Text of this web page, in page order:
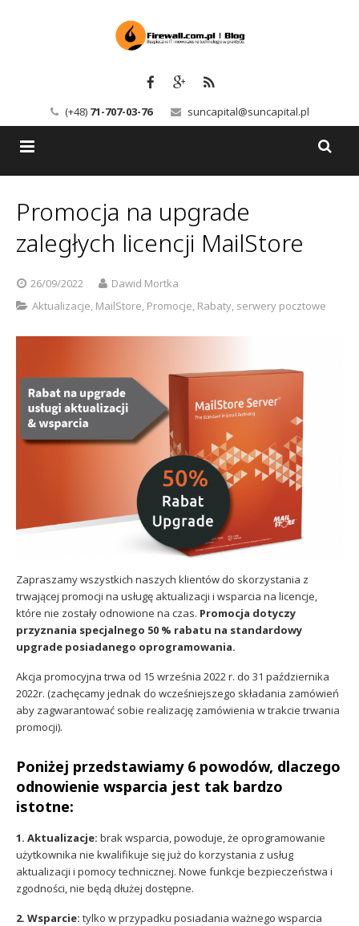
(+48) 71-707-03-76 suncapital@suncapital.pl
Backup-Solutions
Kerio
Serwery pocztowe
Sophos
Usługi
Newsletter
Szkolenia
Kontakt
Polityka prywatności
Promocja na upgrade
zaległych licencji MailStore
26/09/2022
Dawid Mortka
Aktualizacje, MailStore, Promocje, Rabaty, serwery pocztowe
Zapraszamy wszystkich naszych klientów do skorzystania z
trwającej promocji na usługę aktualizacji i wsparcia na licencje,
które nie zostały odnowione na czas. Promocja dotyczy
przyznania specjalnego 50 % rabatu na standardowy
upgrade posiadanego oprogramowania.
Akcja promocyjna trwa od 15 września 2022 r. do 31 października
2022r. (zachęcamy jednak do wcześniejszego składania zamówień
aby zagwarantować sobie realizację zamówienia w trakcie trwania
promocji).
Poniżej przedstawiamy 6 powodów, dlaczego
odnowienie wsparcia jest tak bardzo
istotne:
1. Aktualizacje: brak wsparcia, powoduje, że oprogramowanie
użytkownika nie kwalifikuje się już do korzystania z usług
aktualizacji i pomocy technicznej. Nowe funkcje bezpieczeństwa i
zgodności, nie będą dłużej dostępne.
2. Wsparcie: tylko w przypadku posiadania ważnego wsparcia